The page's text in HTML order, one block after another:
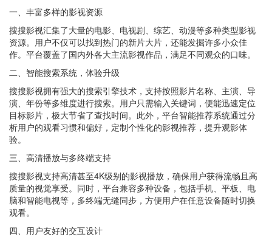
一、丰富多样的影视资源
搜搜影视汇集了大量的电影、电视剧、综艺、动漫等多种类型影视
资源。用户不仅可以找到热门的新片大片，还能发掘许多小众佳
作。平台覆盖了国内外各大主流影视作品，满足不同观众的口味。
二、智能搜索系统，体验升级
搜搜影视拥有强大的搜索引擎技术，支持按照影片名称、主演、导
演、年份等多维度进行搜索。用户只需输入关键词，便能迅速定位
目标影片，极大节省了查找时间。此外，平台智能推荐系统通过分
析用户的观看习惯和偏好，定制个性化的影视推荐，提升观影体
验。
三、高清播放与多终端支持
搜搜影视支持高清甚至4K级别的影视播放，确保用户获得流畅且高
质量的视觉享受。同时，平台兼容多种设备，包括手机、平板、电
脑和智能电视等，多终端无缝同步，方便用户在任意设备随时切换
观看。
四、用户友好的交互设计